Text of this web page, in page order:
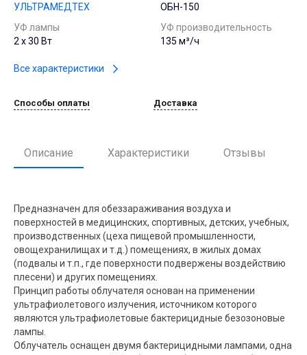
УЛЬТРАМЕДТЕХ
ОБН-150
УФ лампы
2 х 30 Вт
УФ производительность
135 м³/ч
Все характеристики
Способы оплаты Доставка
Описание Характеристики Отзывы
Предназначен для обеззараживания воздуха и
поверхностей в медицинских, спортивных, детских, учебных,
производственных (цеха пищевой промышленности,
овощехранилищах и т.д.) помещениях, в жилых домах
(подвалы и т.п., где поверхности подвержены воздействию
плесени) и других помещениях.
Принцип работы облучателя основан на применении
ультрафиолетового излучения, источником которого
являются ультрафиолетовые бактерицидные безозоновые
лампы.
Облучатель оснащен двумя бактерицидными лампами, одна